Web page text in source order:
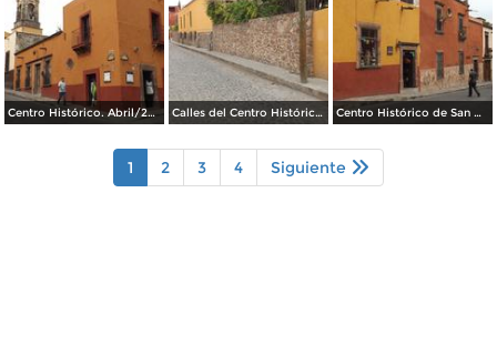
Centro Histórico. Abril/2014 Calles del Centro Histórico. Abril/2014 Centro Histórico de San Miguel de Allende. Abril/2014
1 2 3 4 Siguiente